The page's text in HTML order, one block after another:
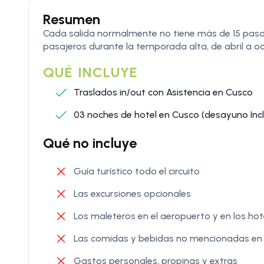
Resumen
Cada salida normalmente no tiene más de 15
pasajeros durante la temporada alta, de abril a
QUÉ INCLUYE
Traslados in/out con Asistencia en Cusco
03 noches de hotel en Cusco (desayuno
Qué no incluye
Guía turístico todo el circuito
Las excursiones opcionales
Los maleteros en el aeropuerto y en los
Las comidas y bebidas no mencionadas en
Gastos personales, propinas y extras